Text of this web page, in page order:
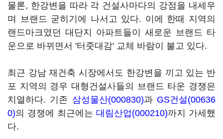
물론, 한강변을 따라 각 건설사마다의 강점을 내세우
며 브랜드 굳히기에 나서고 있다. 이에 한때 지역의
랜드마크였던 대단지 아파트들이 새로운 브랜드 타
운으로 바뀌면서 '터줏대감' 교체 바람이 불고 있다.
최근 강남 재건축 시장에서도 한강변을 끼고 있는 반
포 지역의 경우 대형건설사들의 브랜드 타운 경쟁은
치열하다. 기존 삼성물산(000830)과 GS건설(00636
0)의 경쟁에 최근에는 대림산업(000210)까지 가세했
다.